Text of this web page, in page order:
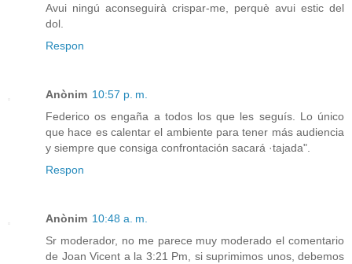
Avui ningú aconseguirà crispar-me, perquè avui estic del
dol.
Respon
Anònim 10:57 p. m.
Federico os engaña a todos los que les seguís. Lo único
que hace es calentar el ambiente para tener más audiencia
y siempre que consiga confrontación sacará ·tajada".
Respon
Anònim 10:48 a. m.
Sr moderador, no me parece muy moderado el comentario
de Joan Vicent a la 3:21 Pm, si suprimimos unos, debemos